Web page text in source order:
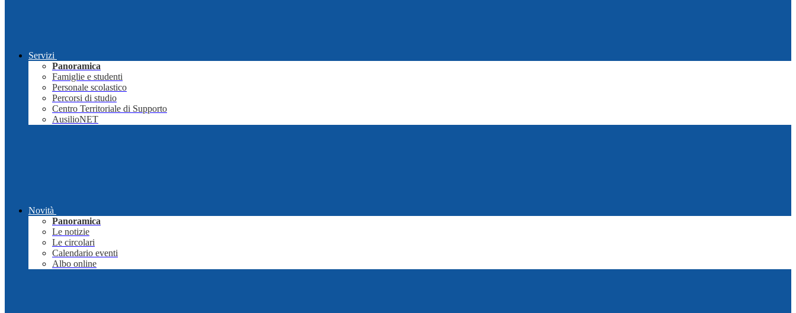
Servizi
Panoramica
Famiglie e studenti
Personale scolastico
Percorsi di studio
Centro Territoriale di Supporto
AusilioNET
Novità
Panoramica
Le notizie
Le circolari
Calendario eventi
Albo online